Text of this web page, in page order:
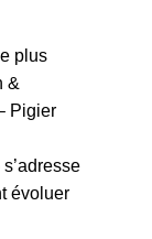
plus
&
Pigier
s’adresse
évoluer